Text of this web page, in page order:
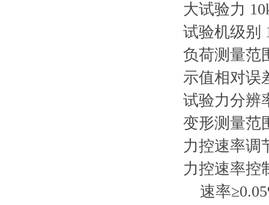
大试验力
试验机级别
负荷测量
示值相对误
试验力分辨
变形测量范
力控速率调
力控速率控
速率